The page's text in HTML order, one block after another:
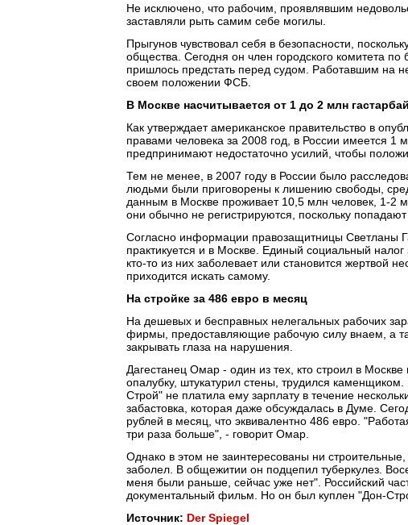
Не исключено, что рабочим, проявлявшим
заставляли рыть самим себе могилы.
Прыгунов чувствовал себя в безопасности,
общества. Сегодня он член городского комитета
пришлось предстать перед судом. Работавшим на
своем положении ФСБ.
В Москве насчитывается от 1 до 2 млн
Как утверждает американское правительство в
правами человека за 2008 год, в России имеется 1
предпринимают недостаточно усилий, чтобы
Тем не менее, в 2007 году в России было
людьми были приговорены к лишению свободы,
данным в Москве проживает 10,5 млн человек, 1-2
они обычно не регистрируются, поскольку
Согласно информации правозащитницы Светланы
практикуется и в Москве. Единый социальный
кто-то из них заболевает или становится жертвой
приходится искать самому.
На стройке за 486 евро в месяц
На дешевых и бесправных нелегальных рабочих
фирмы, предоставляющие рабочую силу внаем, а
закрывать глаза на нарушения.
Дагестанец Омар - один из тех, кто строил в
опалубку, штукатурил стены, трудился
Строй" не платила ему зарплату в течение
забастовка, которая даже обсуждалась в Думе.
рублей в месяц, что эквивалентно 486 евро.
три раза больше", - говорит Омар.
Однако в этом не заинтересованы ни
заболел. В общежитии он подцепил туберкулез.
меня были раньше, сейчас уже нет". Российский
документальный фильм. Но он был куплен "Дон-
Источник: Der Spiegel